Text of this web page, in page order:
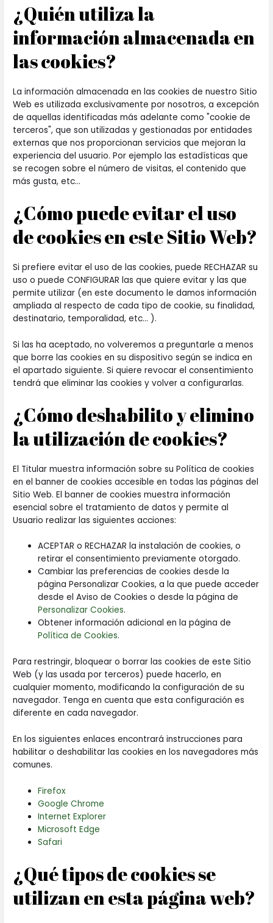
¿Quién utiliza la
información almacenada en
las cookies?
La información almacenada en las cookies de nuestro Sitio
Web es utilizada exclusivamente por nosotros, a excepción
de aquellas identificadas más adelante como "cookie de
terceros", que son utilizadas y gestionadas por entidades
externas que nos proporcionan servicios que mejoran la
experiencia del usuario. Por ejemplo las estadísticas que
se recogen sobre el número de visitas, el contenido que
más gusta, etc...
¿Cómo puede evitar el uso
de cookies en este Sitio Web?
Si prefiere evitar el uso de las cookies, puede RECHAZAR su
uso o puede CONFIGURAR las que quiere evitar y las que
permite utilizar (en este documento le damos información
ampliada al respecto de cada tipo de cookie, su finalidad,
destinatario, temporalidad, etc... ).
Si las ha aceptado, no volveremos a preguntarle a menos
que borre las cookies en su dispositivo según se indica en
el apartado siguiente. Si quiere revocar el consentimiento
tendrá que eliminar las cookies y volver a configurarlas.
¿Cómo deshabilito y elimino
la utilización de cookies?
El Titular muestra información sobre su Política de cookies
en el banner de cookies accesible en todas las páginas del
Sitio Web. El banner de cookies muestra información
esencial sobre el tratamiento de datos y permite al
Usuario realizar las siguientes acciones:
ACEPTAR o RECHAZAR la instalación de cookies, o
retirar el consentimiento previamente otorgado.
Cambiar las preferencias de cookies desde la
página Personalizar Cookies, a la que puede acceder
desde el Aviso de Cookies o desde la página de
Personalizar Cookies.
Obtener información adicional en la página de
Política de Cookies.
Para restringir, bloquear o borrar las cookies de este Sitio
Web (y las usada por terceros) puede hacerlo, en
cualquier momento, modificando la configuración de su
navegador. Tenga en cuenta que esta configuración es
diferente en cada navegador.
En los siguientes enlaces encontrará instrucciones para
habilitar o deshabilitar las cookies en los navegadores más
comunes.
Firefox
Google Chrome
Internet Explorer
Microsoft Edge
Safari
¿Qué tipos de cookies se
utilizan en esta página web?